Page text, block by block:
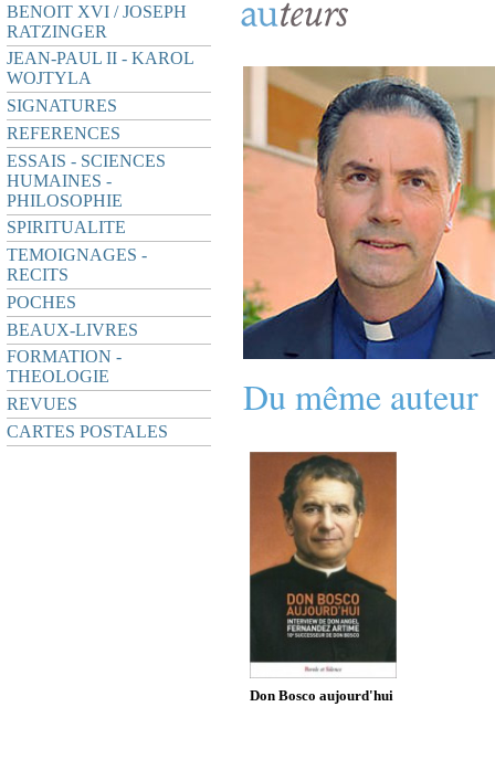
BENOIT XVI / JOSEPH
RATZINGER
JEAN-PAUL II - KAROL
WOJTYLA
SIGNATURES
REFERENCES
ESSAIS - SCIENCES
HUMAINES -
PHILOSOPHIE
SPIRITUALITE
TEMOIGNAGES -
RECITS
POCHES
BEAUX-LIVRES
FORMATION -
THEOLOGIE
REVUES
CARTES POSTALES
Du même auteur
Don Bosco aujourd'hui